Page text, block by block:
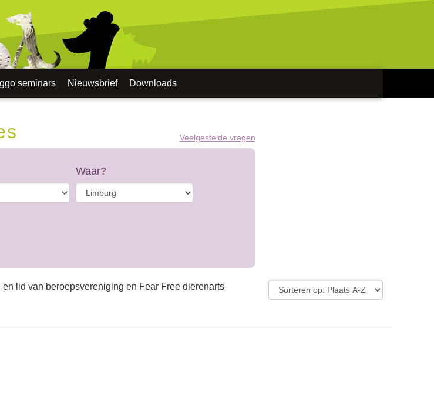
seminars Nieuwsbrief Downloads
Veelgestelde vragen
Waar?
lid van beroepsvereniging en Fear Free dierenarts